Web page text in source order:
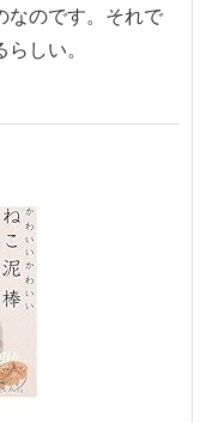
なのです。それで
しい。